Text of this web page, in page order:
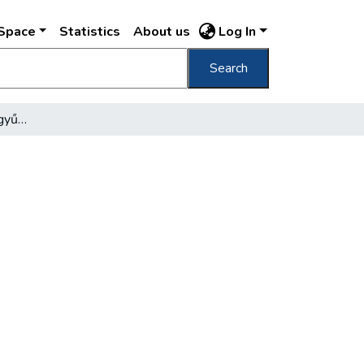
Statistics About us Log In
Search
Köztisztviselők viharos gyűlése